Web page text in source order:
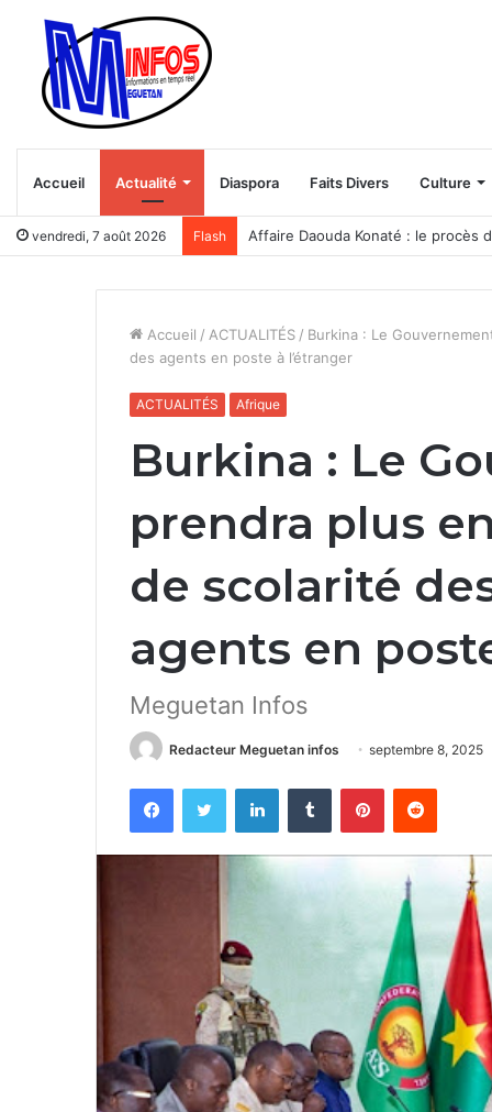
Accueil Actualité Diaspora Faits Divers Culture
vendredi, 7 août 2026 Flash Affaire Daouda Konaté : le procès
Accueil / ACTUALITÉS / Burkina : Le
des agents en poste à l’étranger
ACTUALITÉS Afrique
Burkina : Le
prendra plus
de scolarité
agents en
Meguetan Infos
Redacteur Meguetan infos septembre 8, 2025